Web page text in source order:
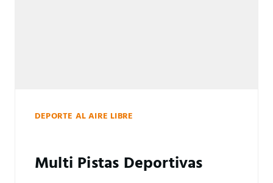
DEPORTE AL AIRE LIBRE
Multi Pistas Deportivas